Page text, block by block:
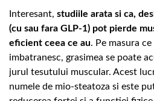
Interesant, studiile arata si ca,
(cu sau fara GLP-1) pot pierde
eficient ceea ce au. Pe masura
imbatranesc, grasimea se poate
jurul tesutului muscular. Acest
numele de mio-steatoza si este